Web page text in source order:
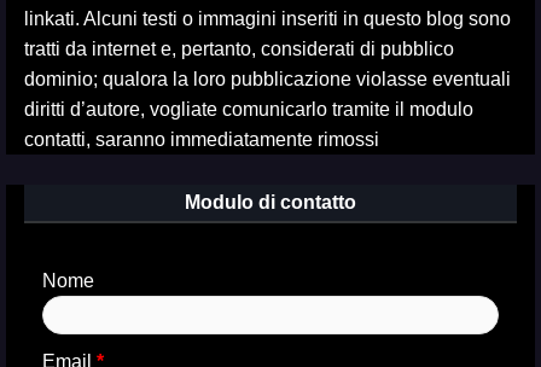
linkati. Alcuni testi o immagini inseriti in questo blog sono
tratti da internet e, pertanto, considerati di pubblico
dominio; qualora la loro pubblicazione violasse eventuali
diritti d’autore, vogliate comunicarlo tramite il modulo
contatti, saranno immediatamente rimossi
Modulo di contatto
Nome
Email *